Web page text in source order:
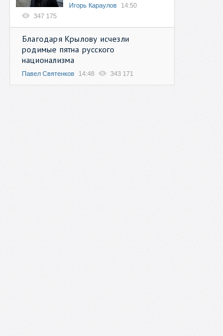
Игорь Караулов
14:50
347 175
Благодаря Крылову исчезли
родимые пятна русского
национализма
Павел Святенков 14:48 343 171